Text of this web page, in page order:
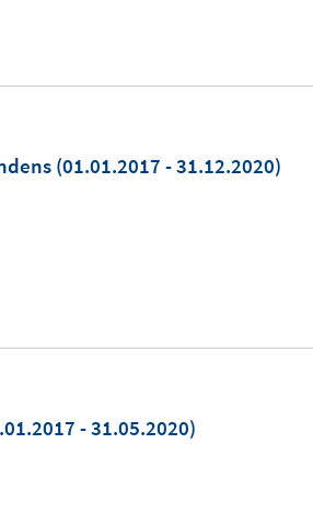
(01.01.2017 - 31.12.2020)
- 31.05.2020)